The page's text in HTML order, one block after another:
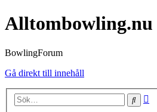
Alltombowling.nu
BowlingForum
Gå direkt till innehåll
Sök